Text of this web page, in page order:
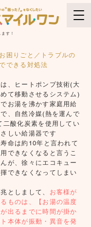
す！
困りごと／トラブルの
できる対処法
、ヒートポンプ技術(大
て移動させるシステム)
お湯を沸かす家庭用給
、自然冷媒(熱を運んで
二酸化炭素を使用してい
しい給湯器です
命は約10年と言われて
できなくなると言うこ
が、徐々にエコキュー
できなくなってしまい
としまして、 お客様が
ものは、【お湯の温度
出るまでに時間が掛か
本体が振動・異音を発